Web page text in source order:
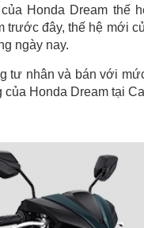
Honda Dream thế
đây, thế hệ mới
ngày nay.
nhân và bán với
Honda Dream tại